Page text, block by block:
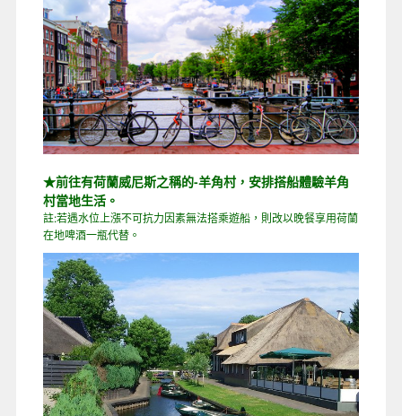
★前往有荷蘭威尼斯之稱的-羊角村，安排搭船體驗羊角
村當地生活。
註:若遇水位上漲不可抗力因素無法搭乘遊船，則改以晚餐享用荷蘭
在地啤酒一瓶代替。